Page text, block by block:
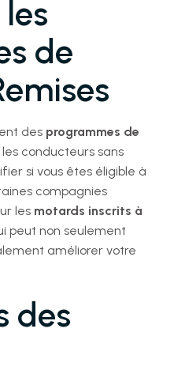
de
des programmes de
conducteurs sans
si vous êtes éligible à
compagnies
les motards inscrits à
peut non seulement
améliorer votre
des